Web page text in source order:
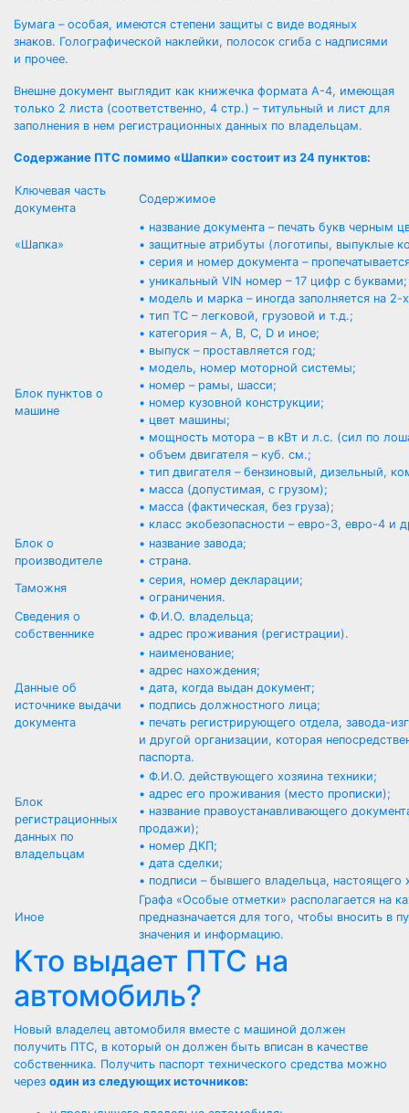
Бумага – особая, имеются степени защиты с виде водяных
знаков. Голографической наклейки, полосок сгиба с надписями
и прочее.
Внешне документ выглядит как книжечка формата А-4, имеющая
только 2 листа (соответственно, 4 стр.) – титульный и лист для
заполнения в нем регистрационных данных по владельцам.
Содержание ПТС помимо «Шапки» состоит из 24 пунктов:
Ключевая часть
документа
Содержимое
«Шапка»
• название документа – печать букв черным
• защитные атрибуты (логотипы, выпуклые
• серия и номер документа –
Блок пунктов о
машине
• уникальный VIN номер – 17 цифр с буквами;
• модель и марка – иногда заполняется на
• тип ТС – легковой, грузовой и т.д.;
• категория – A, B, C, D и иное;
• выпуск – проставляется год;
• модель, номер моторной системы;
• номер – рамы, шасси;
• номер кузовной конструкции;
• цвет машины;
• мощность мотора – в кВт и л.с. (сил по
• объем двигателя – куб. см.;
• тип двигателя – бензиновый, дизельный,
• масса (допустимая, с грузом);
• масса (фактическая, без груза);
• класс экобезопасности – евро-3, евро-4 и
Блок о
производителе
• название завода;
• страна.
Таможня
• серия, номер декларации;
• ограничения.
Сведения о
собственнике
• Ф.И.О. владельца;
• адрес проживания (регистрации).
Данные об
источнике выдачи
документа
• наименование;
• адрес нахождения;
• дата, когда выдан документ;
• подпись должностного лица;
• печать регистрирующего отдела, завода-
и другой организации, которая
паспорта.
Блок
регистрационных
данных по
владельцам
• Ф.И.О. действующего хозяина техники;
• адрес его проживания (место прописки);
• название правоустанавливающего
продажи);
• номер ДКП;
• дата сделки;
• подписи – бывшего владельца, настоящего
Иное
Графа «Особые отметки» располагается на
предназначается для того, чтобы вносить в
значения и информацию.
Кто выдает ПТС на
автомобиль?
Новый владелец автомобиля вместе с машиной должен
получить ПТС, в который он должен быть вписан в качестве
собственника. Получить паспорт технического средства можно
через один из следующих источников: